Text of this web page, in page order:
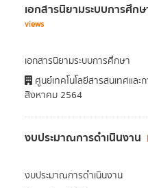
เอกสารนิยามระบบการศึกษ
views
เอกสารนิยามระบบการศึกษา
ศูนย์เทคโนโลยีสารสนเทศแล
สิงหาคม 2564
งบประมาณการดำเนินงาน
งบประมาณการดำเนินงาน